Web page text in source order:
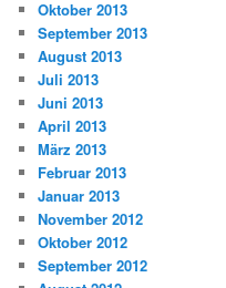
Oktober 2013
September 2013
August 2013
Juli 2013
Juni 2013
April 2013
März 2013
Februar 2013
Januar 2013
November 2012
Oktober 2012
September 2012